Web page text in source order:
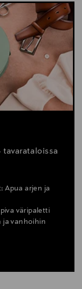
tavarataloissa
Apua arjen ja
väripaletti
ja vanhoihin